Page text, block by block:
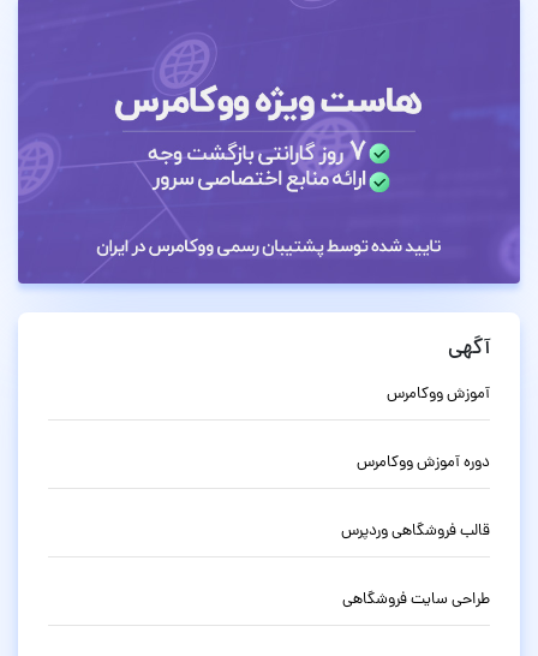
آگهی
آموزش ووکامرس
دوره آموزش ووکامرس
قالب فروشگاهی وردپرس
طراحی سایت فروشگاهی